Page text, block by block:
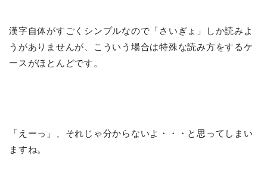
漢字自体がすごくシンプルなので「さいぎょ」しか読みよ
うがありませんが、こういう場合は特殊な読み方をするケ
ースがほとんどです。
「えーっ」、それじゃ分からないよ・・・と思ってしまい
ますね。